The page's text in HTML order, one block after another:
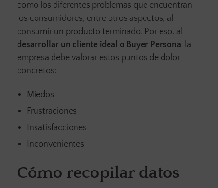
como los diferentes problemas que encuentran
los consumidores, entre otros aspectos, al
consumir un producto terminado. Por eso, al
desarrollar un cliente ideal o Buyer Persona, la
empresa debe valorar estos puntos de dolor
concretos:
Miedos
Frustraciones
Insatisfacciones
Inconvenientes
Cómo recopilar datos